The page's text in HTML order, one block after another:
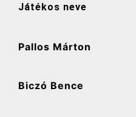
Játékos neve
Pallos Márton
Biczó Bence